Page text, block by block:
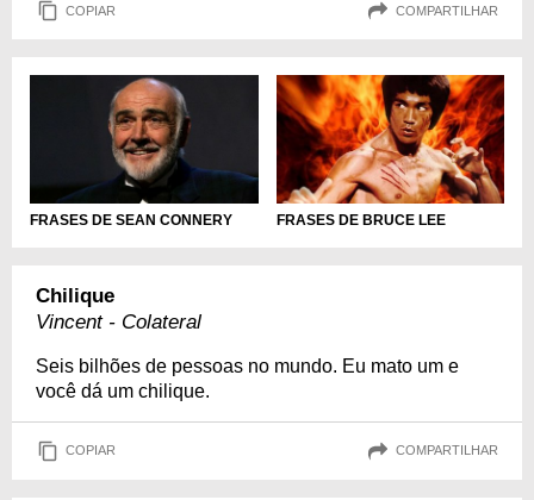
COPIAR COMPARTILHAR
FRASES DE SEAN CONNERY FRASES DE BRUCE LEE
Chilique
Vincent - Colateral
Seis bilhões de pessoas no mundo. Eu mato um e
você dá um chilique.
COPIAR COMPARTILHAR